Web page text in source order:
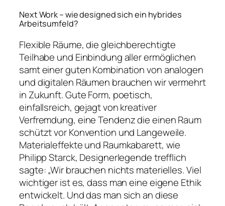
Next Work – wie designed sich ein hybrides
Arbeitsumfeld?
Flexible Räume, die gleichberechtigte
Teilhabe und Einbindung aller ermöglichen
samt einer guten Kombination von analogen
und digitalen Räumen brauchen wir vermehrt
in Zukunft. Gute Form, poetisch,
einfallsreich, gejagt von kreativer
Verfremdung, eine Tendenz die einen Raum
schützt vor Konvention und Langeweile.
Materialeffekte und Raumkabarett, wie
Philipp Starck, Designerlegende trefflich
sagte: „Wir brauchen nichts materielles. Viel
wichtiger ist es, dass man eine eigene Ethik
entwickelt. Und das man sich an diese